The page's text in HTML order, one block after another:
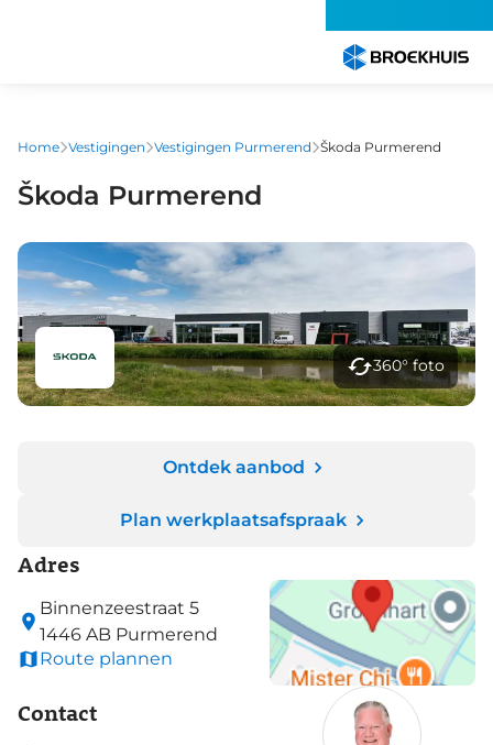
gaan
Home Vestigingen Vestigingen Purmerend Škoda Purmerend
Škoda Purmerend
360° foto
Adres
Binnenzeestraat 5
1446 AB Purmerend
Route plannen
Contact
Ontdek aanbod
Plan werkplaatsafspraak